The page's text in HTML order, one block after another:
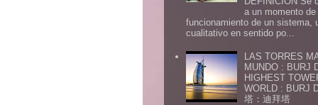
a un momento
funcionamiento de un sistema,
cualitativo en sentido po...
LAS TORRES
MUNDO : BURJ
HIGHEST
WORLD : BURJ
塔：迪拜塔